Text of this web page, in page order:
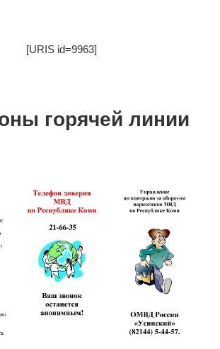
[URIS id=9963]
горячей линии